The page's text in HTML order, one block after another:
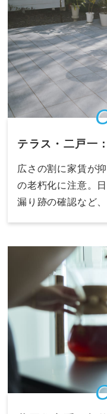
テラス・二戸一
広さの割に家賃が
の老朽化に注意。
漏り跡の確認など